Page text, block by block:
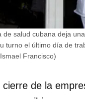
de salud cubana deja
turno el último día de
Francisco)
cierre de la